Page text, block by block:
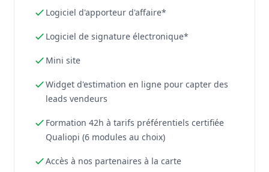
Logiciel d'apporteur d'affaire*
Logiciel de signature électronique*
Mini site
Widget d'estimation en ligne pour capter des
leads vendeurs
Formation 42h à tarifs préférentiels certifiée
Qualiopi (6 modules au choix)
Accès à nos partenaires à la carte